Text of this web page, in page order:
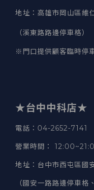
地址 ： 高雄市岡山區維
（溪東路路邊停車格）
※門口提供顧客臨時停
★台中中科店★
電話 ：04-2652-7141
營業時間 ：
地址 ：台中市西屯區國
（國安一路路邊停車格